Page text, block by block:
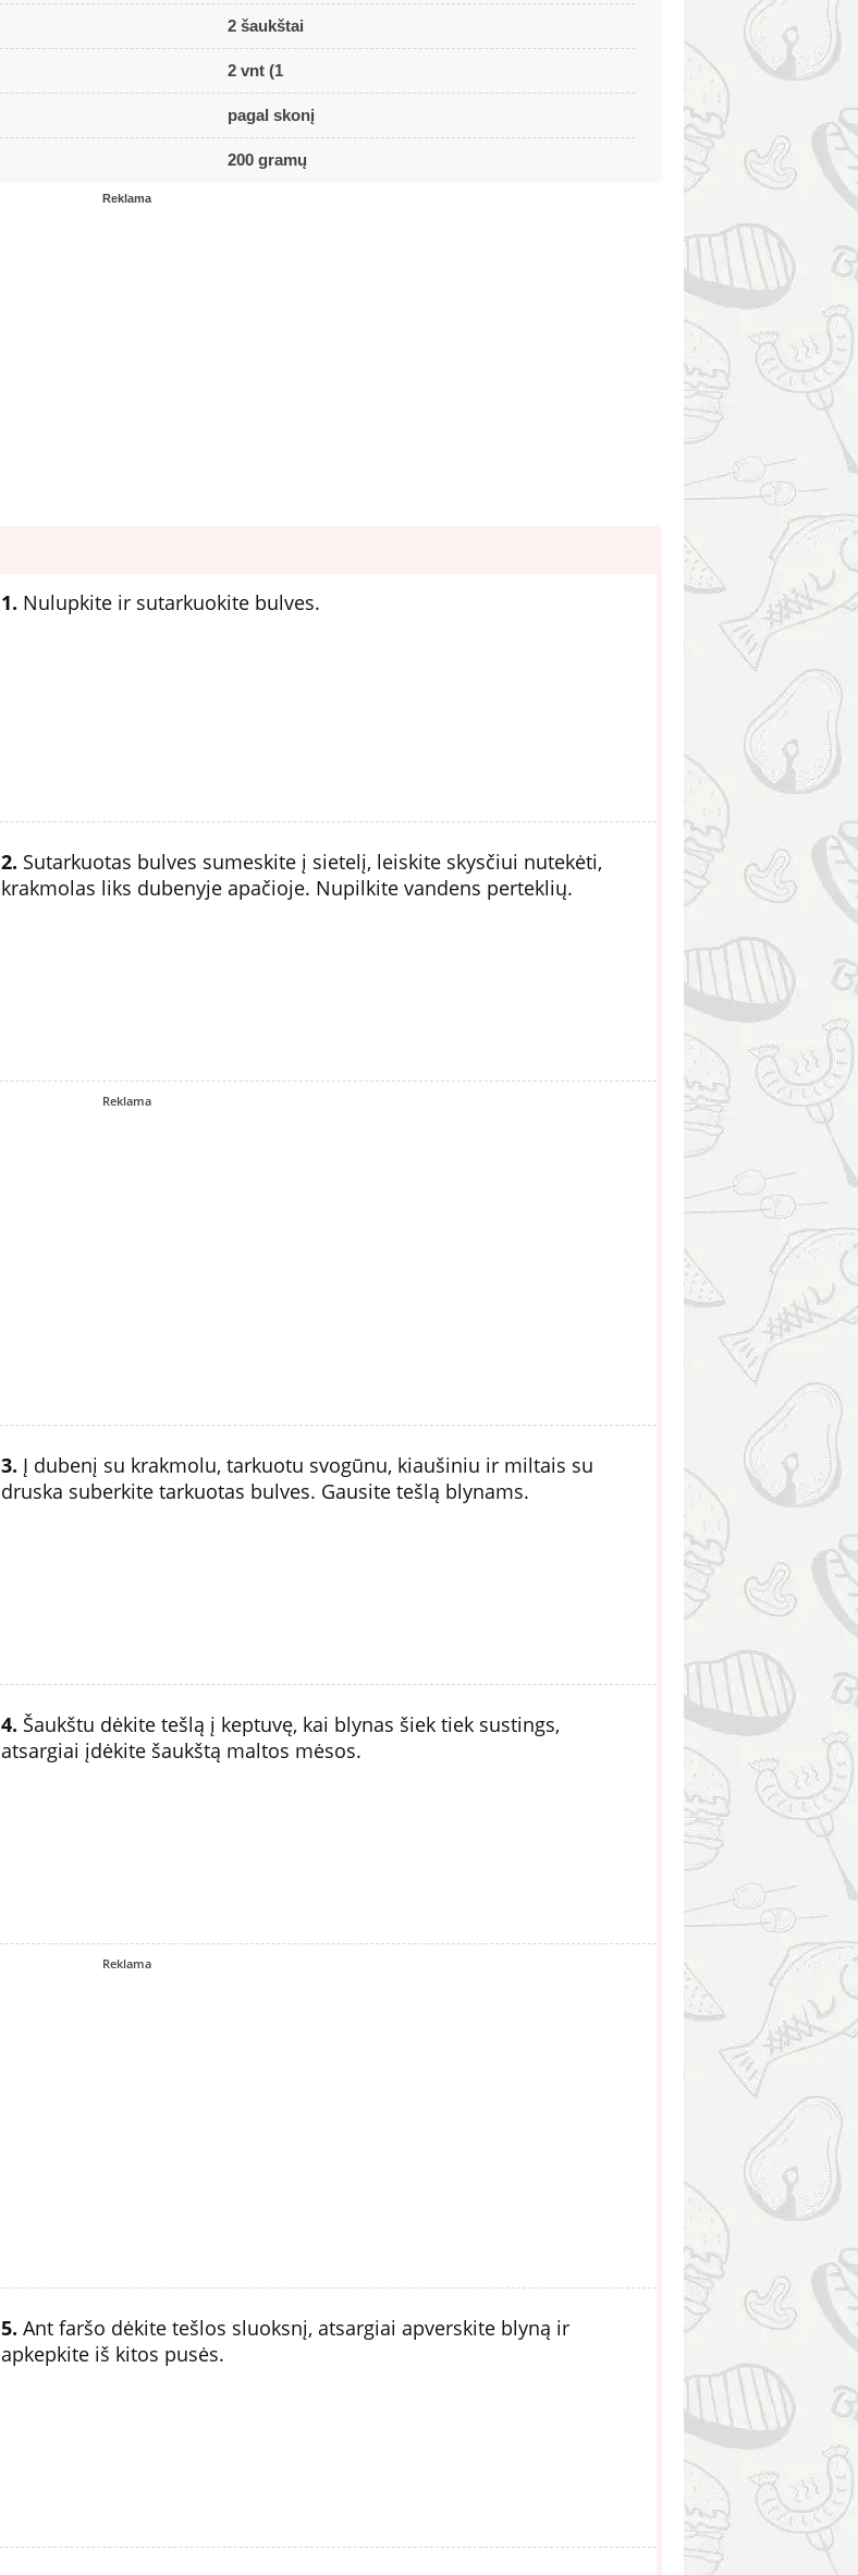
2 šaukštai
2 vnt (1
pagal skonį
200 gramų
Reklama
1. Nulupkite ir sutarkuokite bulves.
2. Sutarkuotas bulves sumeskite į sietelį, leiskite skysčiui nutekėti,
krakmolas liks dubenyje apačioje. Nupilkite vandens perteklių.
Reklama
3. Į dubenį su krakmolu, tarkuotu svogūnu, kiaušiniu ir miltais su
druska suberkite tarkuotas bulves. Gausite tešlą blynams.
4. Šaukštu dėkite tešlą į keptuvę, kai blynas šiek tiek sustings,
atsargiai įdėkite šaukštą maltos mėsos.
Reklama
5. Ant faršo dėkite tešlos sluoksnį, atsargiai apverskite blyną ir
apkepkite iš kitos pusės.